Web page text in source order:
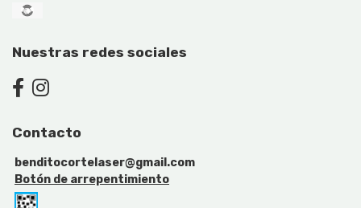
Nuestras redes sociales
Contacto
benditocortelaser@gmail.com
Botón de arrepentimiento